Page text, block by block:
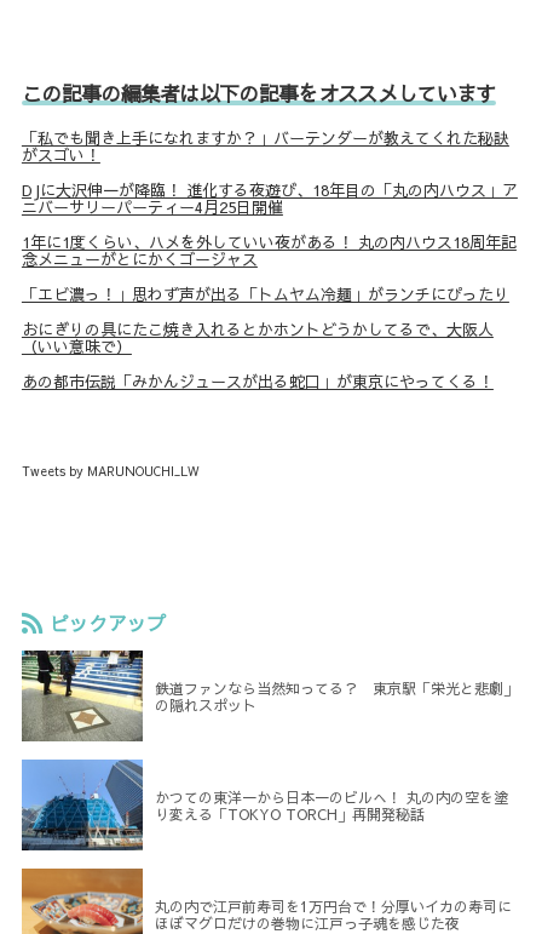
この記事の編集者は以下の記事をオススメしています
「私でも聞き上手になれますか？」バーテンダーが教えてくれた秘訣
がスゴい！
DJに大沢伸一が降臨！ 進化する夜遊び、18年目の「丸の内ハウス」ア
ニバーサリーパーティー4月25日開催
1年に1度くらい、ハメを外していい夜がある！ 丸の内ハウス18周年記
念メニューがとにかくゴージャス
「エビ濃っ！」思わず声が出る「トムヤム冷麺」がランチにぴったり
おにぎりの具にたこ焼き入れるとかホントどうかしてるで、大阪人
（いい意味で）
あの都市伝説「みかんジュースが出る蛇口」が東京にやってくる！
Tweets by MARUNOUCHI_LW
ピックアップ
鉄道ファンなら当然知ってる？ 東京駅「栄光と悲劇」
の隠れスポット
かつての東洋一から日本一のビルへ！ 丸の内の空を塗
り変える「TOKYO TORCH」再開発秘話
丸の内で江戸前寿司を1万円台で！分厚いイカの寿司に
ほぼマグロだけの巻物に江戸っ子魂を感じた夜